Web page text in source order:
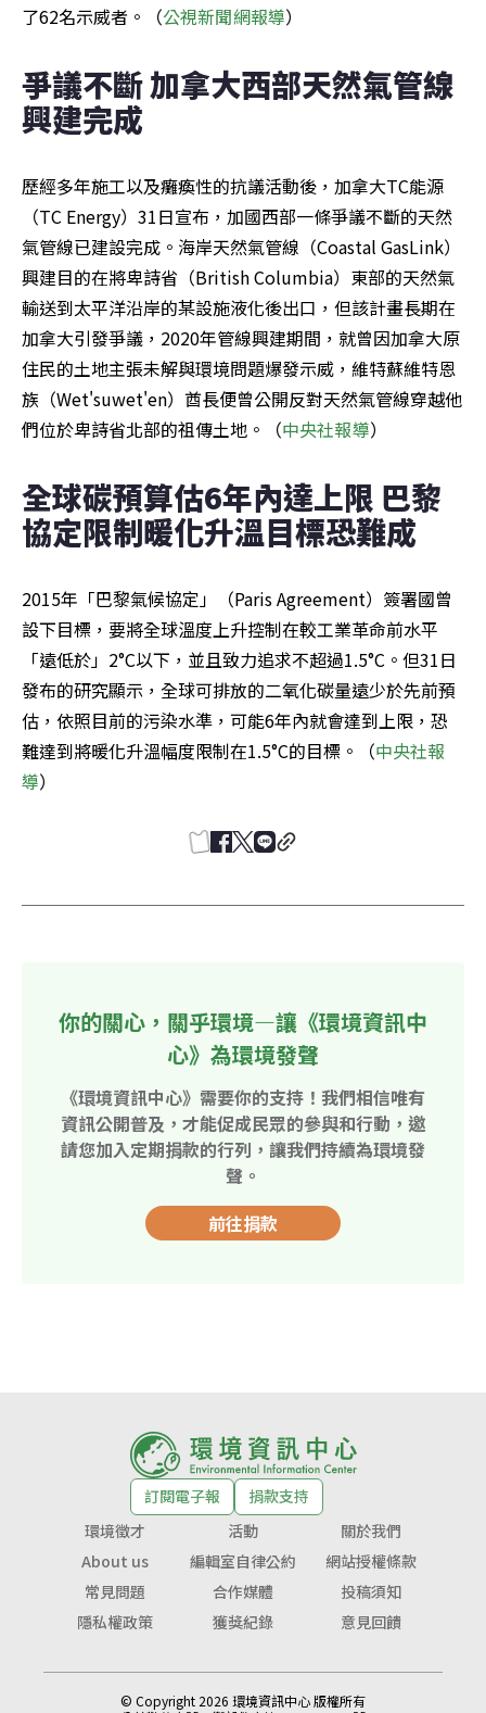
了62名示威者。（公視新聞網報導）
爭議不斷 加拿大西部天然氣管線
興建完成
歷經多年施工以及癱瘓性的抗議活動後，加拿大TC能源
（TC Energy）31日宣布，加國西部一條爭議不斷的天然
氣管線已建設完成。海岸天然氣管線（Coastal GasLink）
興建目的在將卑詩省（British Columbia）東部的天然氣
輸送到太平洋沿岸的某設施液化後出口，但該計畫長期在
加拿大引發爭議，2020年管線興建期間，就曾因加拿大原
住民的土地主張未解與環境問題爆發示威，維特蘇維特恩
族（Wet'suwet'en）酋長便曾公開反對天然氣管線穿越他
們位於卑詩省北部的祖傳土地。（中央社報導）
全球碳預算估6年內達上限 巴黎
協定限制暖化升溫目標恐難成
2015年「巴黎氣候協定」（Paris Agreement）簽署國曾
設下目標，要將全球溫度上升控制在較工業革命前水平
「遠低於」2°C以下，並且致力追求不超過1.5°C。但31日
發布的研究顯示，全球可排放的二氧化碳量遠少於先前預
估，依照目前的污染水準，可能6年內就會達到上限，恐
難達到將暖化升溫幅度限制在1.5°C的目標。（中央社報
導）
你的關心，關乎環境—讓《環境資訊中
心》為環境發聲
《環境資訊中心》需要你的支持！我們相信唯有
資訊公開普及，才能促成民眾的參與和行動，邀
請您加入定期捐款的行列，讓我們持續為環境發
聲。
前往捐款
訂閱電子報
捐款支持
環境徵才
活動
關於我們
About us
編輯室自律公約
網站授權條款
常見問題
合作媒體
投稿須知
隱私權政策
獲獎紀錄 意見回饋
© Copyright 2026 環境資訊中心 版權所有